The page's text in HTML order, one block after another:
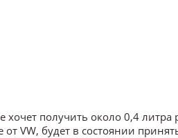
получить около 0,4
VW, будет в состоянии